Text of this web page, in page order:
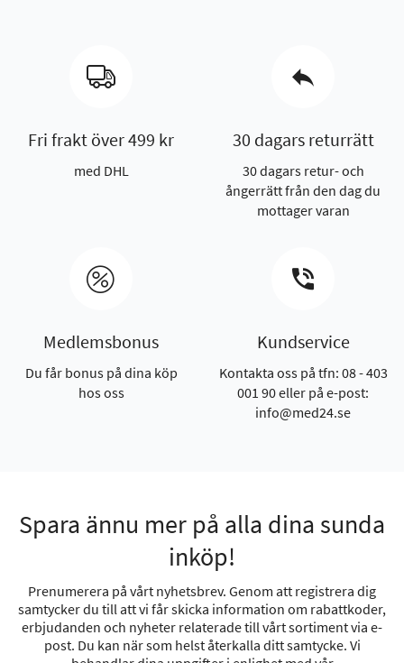
Fri frakt över 499 kr
med DHL
30 dagars returrätt
30 dagars retur- och
ångerrätt från den dag du
mottager varan
Medlemsbonus
Du får bonus på dina köp
hos oss
Kundservice
Kontakta oss på tfn: 08 - 403
001 90 eller på e-post:
info@med24.se
Spara ännu mer på alla dina sunda
inköp!
Prenumerera på vårt nyhetsbrev. Genom att registrera dig
samtycker du till att vi får skicka information om rabattkoder,
erbjudanden och nyheter relaterade till vårt sortiment via e-
post. Du kan när som helst återkalla ditt samtycke. Vi